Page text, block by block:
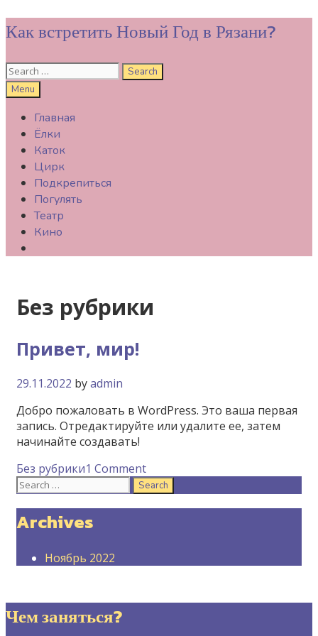
Skip
to
Как встретить Новый Год в Рязани?
Search
for:
Search
Menu
Главная
Ёлки
Каток
Цирк
Подкрепиться
Погулять
Театр
Кино
Без рубрики
Привет, мир!
29.11.2022 byadmin
Добро пожаловать в WordPress. Это ваша первая
запись. Отредактируйте или удалите ее, затем
начинайте создавать!
Categories
Без рубрики1 Comment
Search
for:
Archives
Ноябрь 2022
Чем заняться?